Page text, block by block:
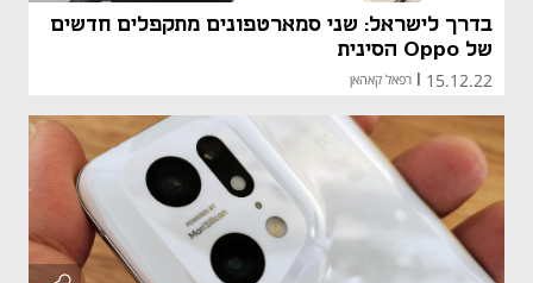
בדרך לישראל: שני סמארטפונים מתקפלים חדשים
של Oppo הסינית
15.12.22
| רפאל קאהאן